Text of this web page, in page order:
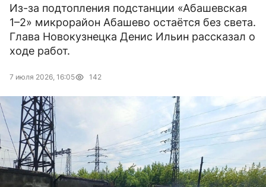
Из-за подтопления подстанции «Абашевская
1–2» микрорайон Абашево остаётся без света.
Глава Новокузнецка Денис Ильин рассказал о
ходе работ.
7 июля 2026, 16:05 142